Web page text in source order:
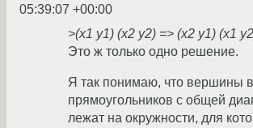
05:39:07 +00:00
>(x1 y1) (x2 y2) => (x2 y1) (x1
Это ж только одно решение.
Я так понимаю, что вершины
прямоугольников с общей
лежат на окружности, для